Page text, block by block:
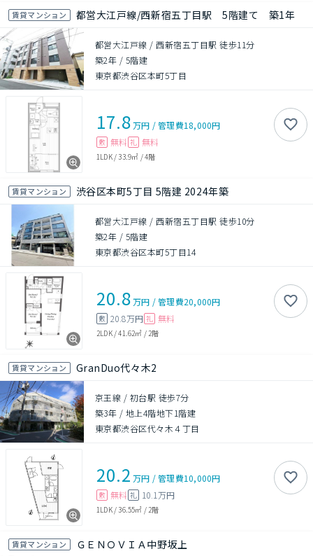
賃貸マンション 都営大江戸線/西新宿五丁目駅 5階建て 築1年
都営大江戸線 / 西新宿五丁目駅 徒歩11分
築2年 / 5階建
東京都渋谷区本町5丁目
17.8万円 /管理費18,000円
敷 無料 礼 無料
1LDK/33.9㎡ /4階
賃貸マンション 渋谷区本町5丁目 5階建 2024年築
都営大江戸線 / 西新宿五丁目駅 徒歩10分
築2年 / 5階建
東京都渋谷区本町5丁目14
20.8万円 /管理費20,000円
敷 20.8万円 礼 無料
2LDK/41.62㎡ / 2階
賃貸マンション GranDuo代々木2
京王線 / 初台駅 徒歩7分
築3年 / 地上4階地下1階建
東京都渋谷区代々木４丁目
20.2 万円 /管理費10,000円
敷 無料 礼 10.1万円
1LDK/36.55㎡ / 2階
賃貸マンション ＧＥＮＯＶＩＡ中野坂上